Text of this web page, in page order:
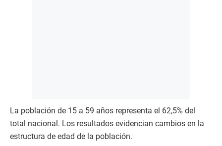
La población de 15 a 59 años representa el 62,5% del
total nacional. Los resultados evidencian cambios en la
estructura de edad de la población.